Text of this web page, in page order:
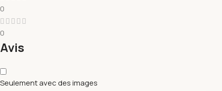
0
0
Avis
Seulement avec des images